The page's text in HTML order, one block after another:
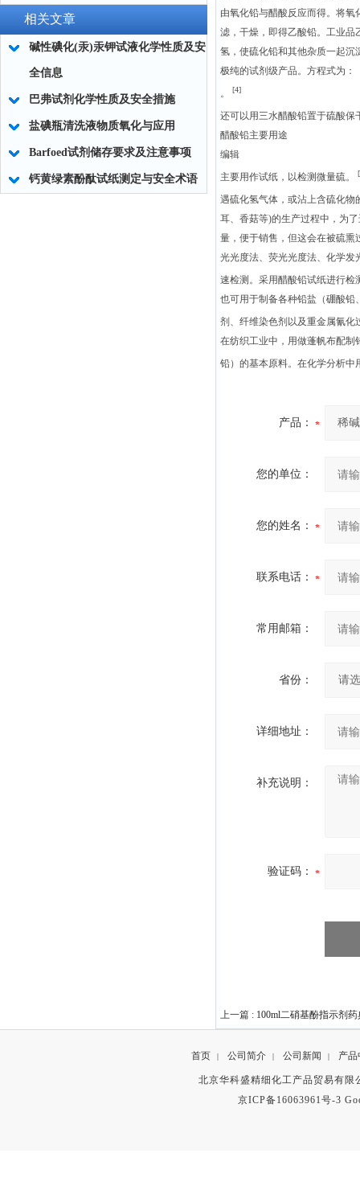
相关文章
碱性碘化(汞)汞钾试液化学性质及安
全信息
巴弗试剂化学性质及安全措施
盐碘瓶清洗液物质氧化与应用
Barfoed试剂储存要求及注意事项
钙黄绿素酚酞试纸测定与安全术语
由氧化铅与醋酸反应而得。将氧
滤，干燥，即得乙酸铅。工业品
氢，使硫化铅和其他杂质一起沉
极纯的试剂级产品。方程式为：
。
[4]
还可以用三水醋酸铅置于硫酸
醋酸铅主要用途
编辑
主要用作试纸，以检测微量硫。
遇硫化氢气体，或沾上含硫化物
耳、香菇等)的生产过程中，为
量，便于销售，但这会在被硫熏
光光度法、荧光光度法、化学发
速检测。采用醋酸铅试纸进行检
也可用于制备各种铅盐（硼酸铅
剂、纤维染色剂以及重金属氰化
在纺织工业中，用做蓬帆布配制
铅）的基本原料。在化学分析中
产品：
您的单位：
您的姓名：
联系电话：
常用邮箱：
省份：
详细地址：
补充说明：
验证码：
上一篇 : 100ml二硝基酚指示剂药
首页 | 公司简介 | 公司新闻 | 产品
北京华科盛精细化工产品贸易有
京ICP备16063961号-3